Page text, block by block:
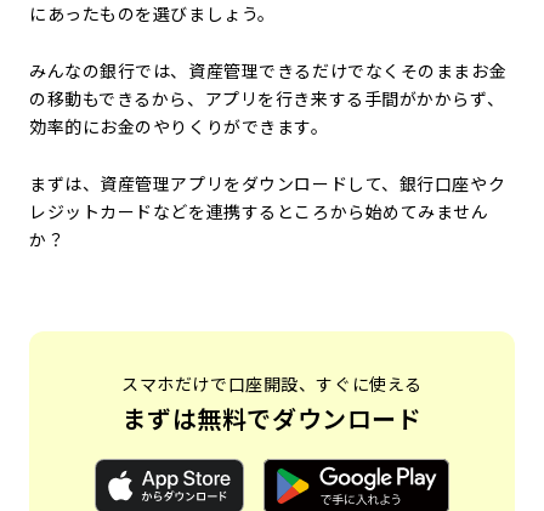
にあったものを選びましょう。
みんなの銀行では、資産管理できるだけでなくそのままお金
の移動もできるから、アプリを行き来する手間がかからず、
効率的にお金のやりくりができます。
まずは、資産管理アプリをダウンロードして、銀行口座やク
レジットカードなどを連携するところから始めてみません
か？
スマホだけで口座開設、すぐに使える
まずは無料でダウンロード